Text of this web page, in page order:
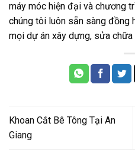
máy móc hiện đại và chương
chúng tôi luôn sẵn sàng đồng
mọi dự án xây dựng, sửa
Khoan Cắt Bê Tông Tại An
Giang